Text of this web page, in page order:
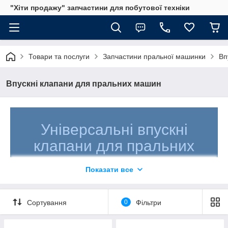
"Хіти продажу" запчастини для побутової техніки
Товари та послуги Запчастини пральної машинки
Впускні клапани для пральних машин
Універсальні впускні
клапани для пральних
машин
побутової техніки!
Клапани води належать до основних елементів
Показати все
Сортування 0 Фільтри